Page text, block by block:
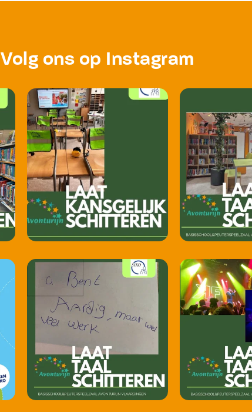
Volg ons op Instagram